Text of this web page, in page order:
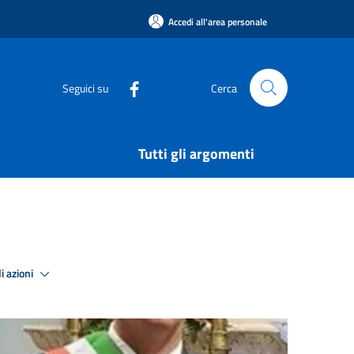
Accedi all'area personale
Seguici su Cerca
Tutti gli argomenti
azioni